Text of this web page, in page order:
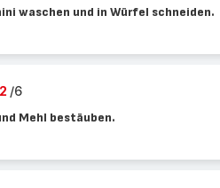
waschen und in Würfel schneiden.
/6
Mehl bestäuben.